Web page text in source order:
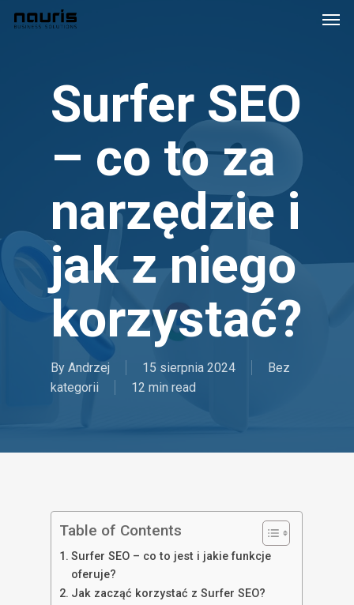
Skip
Surfer SEO
– co to za
narzędzie i
jak z niego
korzystać?
By Andrzej 15 sierpnia 2024
Bez
kategorii
12 min read
Table of Contents
Surfer SEO – co to jest i jakie funkcje
oferuje?
Jak zacząć korzystać z Surfer SEO?